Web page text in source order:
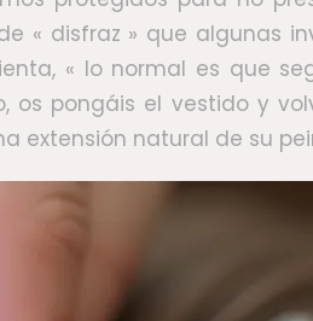
« disfraz » que algunas
« lo normal es que
os pongáis el vestido y
extensión natural de su